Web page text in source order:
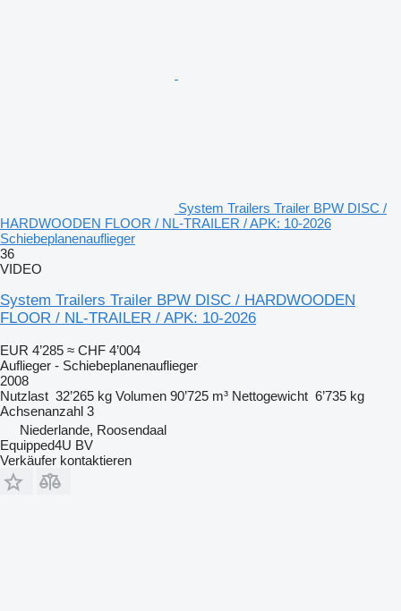
System Trailers Trailer BPW DISC /
HARDWOODEN FLOOR / NL-TRAILER / APK: 10-2026
Schiebeplanenauflieger
36
VIDEO
System Trailers Trailer BPW DISC / HARDWOODEN
FLOOR / NL-TRAILER / APK: 10-2026
EUR 4’285 ≈ CHF 4’004
Auflieger - Schiebeplanenauflieger
2008
Nutzlast 32’265 kg Volumen 90’725 m³ Nettogewicht 6’735 kg
Achsenanzahl 3
Niederlande, Roosendaal
Equipped4U BV
Verkäufer kontaktieren